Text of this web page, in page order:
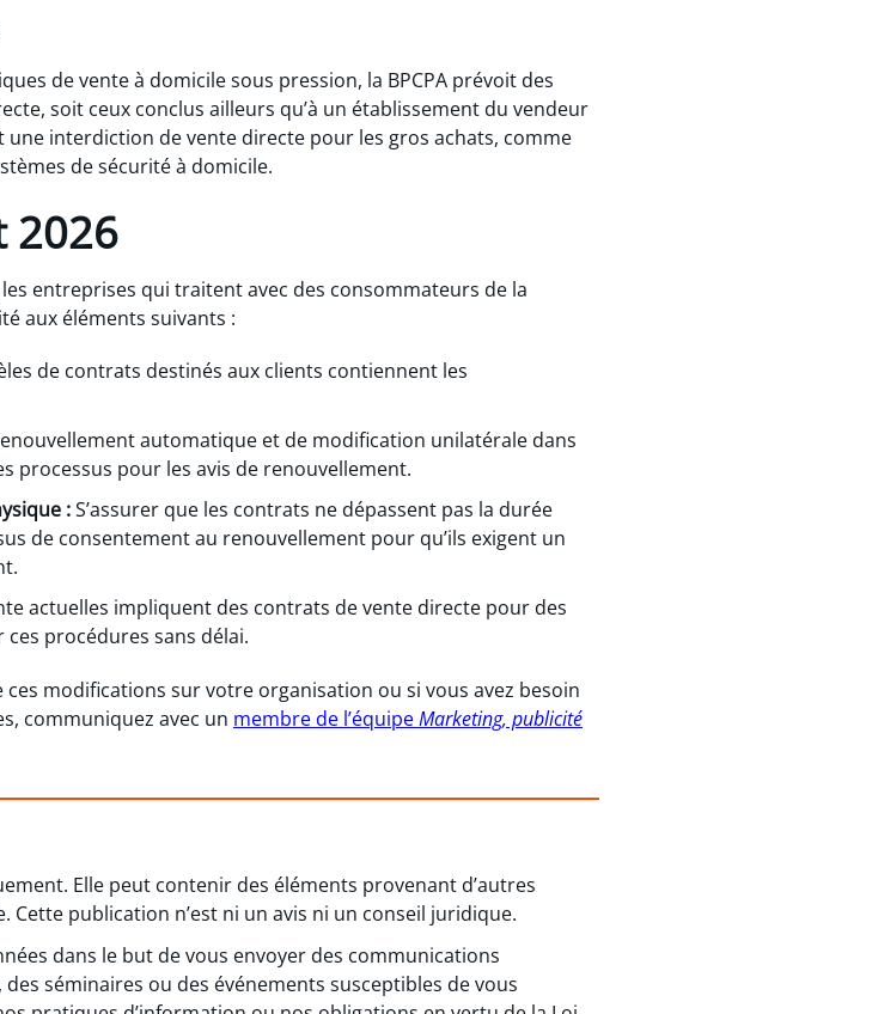
de vente à domicile sous pression, la BPCPA prévoit des
soit ceux conclus ailleurs qu’à un établissement du vendeur
interdiction de vente directe pour les gros achats, comme
de sécurité à domicile.
entreprises qui traitent avec des consommateurs de la
aux éléments suivants :
de contrats destinés aux clients contiennent les
automatique et de modification unilatérale dans
processus pour les avis de renouvellement.
:S’assurer que les contrats ne dépassent pas la durée
de consentement au renouvellement pour qu’ils exigent un
actuelles impliquent des contrats de vente directe pour des
procédures sans délai.
modifications sur votre organisation ou si vous avez besoin
communiquez avec un membre de l’équipeMarketing, publicité
Elle peut contenir des éléments provenant d’autres
publication n’est ni un avis ni un conseil juridique.
dans le but de vous envoyer des communications
séminaires ou des événements susceptibles de vous